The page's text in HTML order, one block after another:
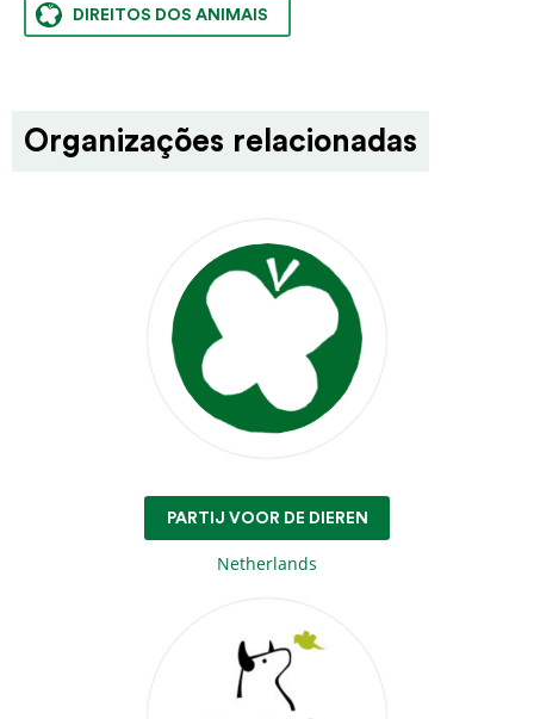
DIREITOS DOS ANIMAIS
Organizações relacionadas
PARTIJ VOOR DE DIEREN
Netherlands